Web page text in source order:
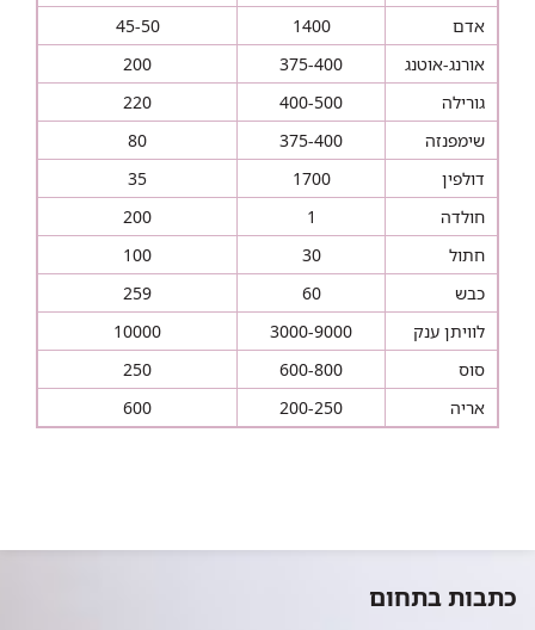
אדם
1400
45-50
אורנג-אוטנג
375-400
200
גורילה
400-500
220
שימפנזה
375-400
80
דולפין
1700
35
חולדה
1
200
חתול
30
100
כבש
60
259
לוויתן ענק
3000-9000
10000
סוס
600-800
250
אריה
200-250
600
כתבות בתחום